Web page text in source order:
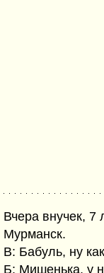
Вчера внучек, 7
Мурманск.
В: Бабуль, ну
Б: Мишенька, у